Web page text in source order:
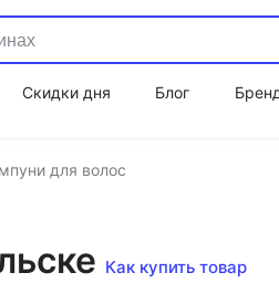
Скидки дня Блог
для волос
Как купить товар